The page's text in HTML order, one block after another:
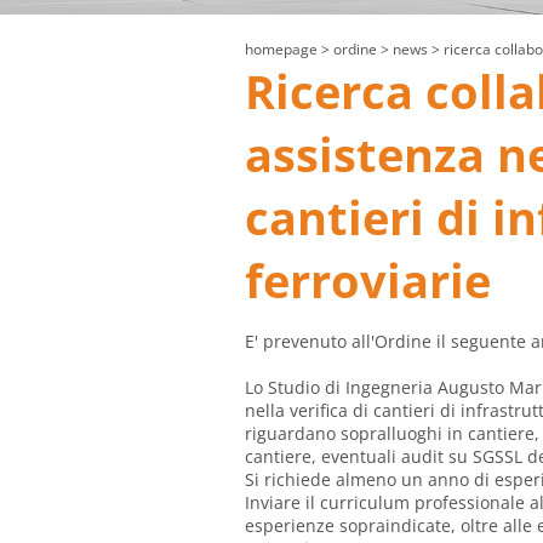
homepage > ordine > news > ricerca
Ricerca
assistenza
cantieri di
ferroviarie
E' prevenuto all'Ordine il seguente
Lo Studio di Ingegneria Augusto
nella verifica di cantieri di
riguardano sopralluoghi in
cantiere, eventuali audit su SGSSL
Si richiede almeno un anno di
Inviare il curriculum professionale
esperienze sopraindicate, oltre alle